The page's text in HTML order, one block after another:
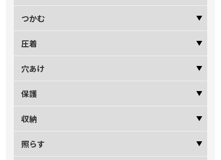
つかむ
圧着
穴あけ
保護
収納
照らす